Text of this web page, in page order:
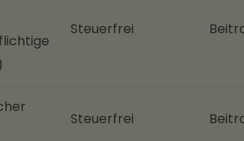
Steuerfrei
Steuerfrei